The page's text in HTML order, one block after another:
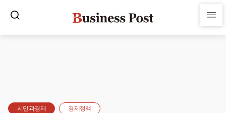
시민과경제 경제정책